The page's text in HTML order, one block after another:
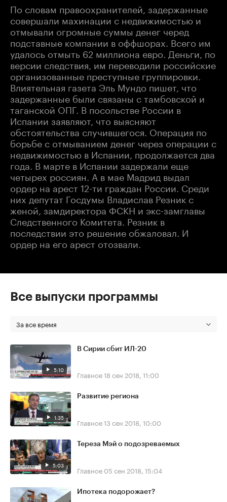
По словам правоохранителей, задержанные
совершали махинации с недвижимостью и
отмывали огромные суммы денег черед
подставные компании в оффшорах. Всего им
удалось отмыть 62 миллиона евро. Деньги, по
версии следствия, им переводили российские
организованные преступные группировки.
Влиятельная газета Эль Мундо пишет, что
задержанные были связаны с тамбовской и
таганской ОПГ. В посольстве России в
Испании заявляют, что выясняют
обстоятельства случившегося. Операция по
борьбе с отмыванием денег через операции с
недвижимостью в Испании, продолжается два
года. В марте в Испании задержали еще
четырех россиян. А в мае Мадрид выдал
ордер на арест 12-ти граждан России. Среди
них депутат Госдумы Владислав Резник с
женой, замдиректора ФСКН и экс-замглавы
Следственного Комитета. Резник в
последствии это решение обжаловал. И
ордер на его арест отозвали.
Все выпуски программы
За все время
5:10
В Сирии сбит ИЛ-20
Главное18 сен 2018, 11:00
1:35
Развитие региона
Главное13 сен 2018, 10:00
5:03
Тереза Мэй о подозреваемых
Главное 05 сен 2018, 15:04
Ипотека подорожает?